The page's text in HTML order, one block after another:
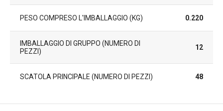
PESO COMPRESO L'IMBALLAGGIO (KG) 0.220
IMBALLAGGIO DI GRUPPO (NUMERO DI
PEZZI)
12
SCATOLA PRINCIPALE (NUMERO DI PEZZI) 48